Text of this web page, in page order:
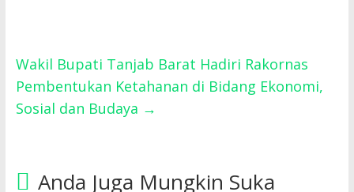
Wakil Bupati Tanjab Barat Hadiri Rakornas
Pembentukan Ketahanan di Bidang Ekonomi,
Sosial dan Budaya →
Anda Juga Mungkin Suka